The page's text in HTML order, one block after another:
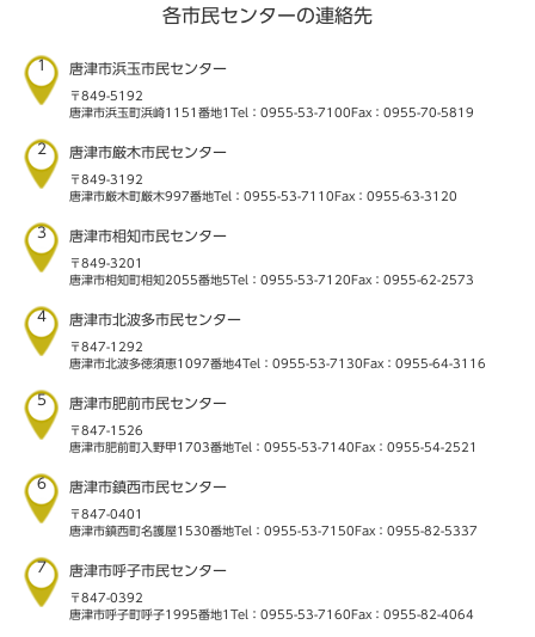
各市民センターの連絡先
1 唐津市浜玉市民センター
〒849-5192
唐津市浜玉町浜崎1151番地1 Tel：0955-53-7100 Fax：0955-70-5819
2 唐津市厳木市民センター
〒849-3192
唐津市厳木町厳木997番地Tel：0955-53-7110 Fax：0955-63-3120
3 唐津市相知市民センター
〒849-3201
唐津市相知町相知2055番地5Tel：0955-53-7120 Fax：0955-62-2573
4 唐津市北波多市民センター
〒847-1292
唐津市北波多徳須恵1097番地4Tel：0955-53-7130 Fax：0955-64-3116
5 唐津市肥前市民センター
〒847-1526
唐津市肥前町入野甲1703番地Tel：0955-53-7140 Fax：0955-54-2521
6 唐津市鎮西市民センター
〒847-0401
唐津市鎮西町名護屋1530番地Tel：0955-53-7150 Fax：0955-82-5337
7 唐津市呼子市民センター
〒847-0392
唐津市呼子町呼子1995番地1 Tel：0955-53-7160 Fax：0955-82-4064